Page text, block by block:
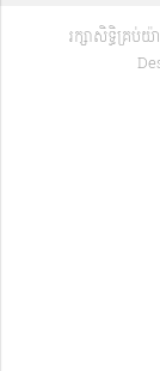
រក្សាសិទ្ធិគ្រប់